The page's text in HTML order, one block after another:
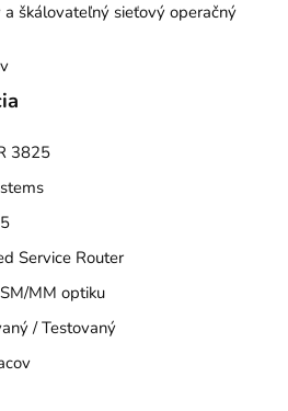
a škálovateľný sieťový operačný
3825
Service Router
MM optiku
/ Testovaný